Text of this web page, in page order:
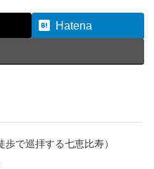
Hatena
で巡拝する七恵比寿）